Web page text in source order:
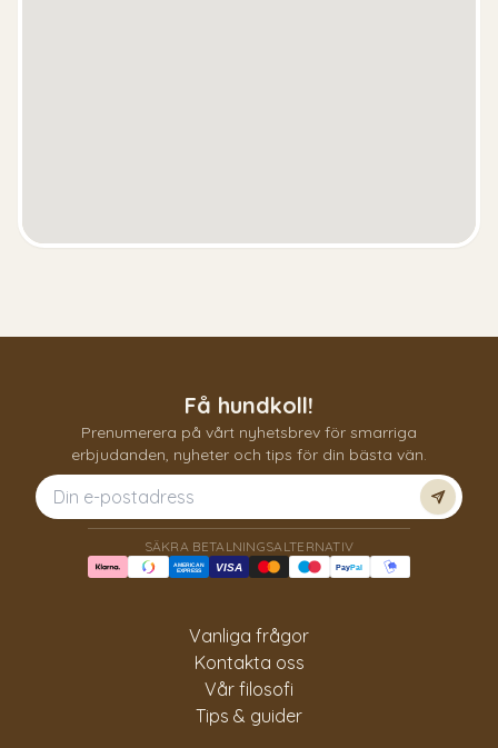
Få hundkoll!
Prenumerera på vårt nyhetsbrev för smarriga
erbjudanden, nyheter och tips för din bästa vän.
SÄKRA BETALNINGSALTERNATIV
AMERICAN
EXPRESS
VISA PayPal
Vanliga frågor
Kontakta oss
Vår filosofi
Tips & guider